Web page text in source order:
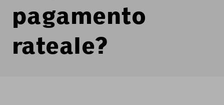
pagamento
rateale?